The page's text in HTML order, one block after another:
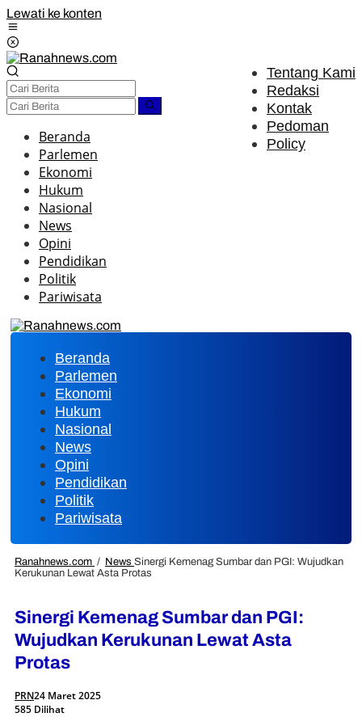
Lewati ke konten
Tentang Kami
Redaksi
Kontak
Pedoman
Policy
Beranda
Parlemen
Ekonomi
Hukum
Nasional
News
Opini
Pendidikan
Politik
Pariwisata
Beranda
Parlemen
Ekonomi
Hukum
Nasional
News
Opini
Pendidikan
Politik
Pariwisata
Ranahnews.com / News Sinergi Kemenag Sumbar dan PGI: Wujudkan
Kerukunan Lewat Asta Protas
Sinergi Kemenag Sumbar dan PGI:
Wujudkan Kerukunan Lewat Asta
Protas
PRN24 Maret 2025
585 Dilihat